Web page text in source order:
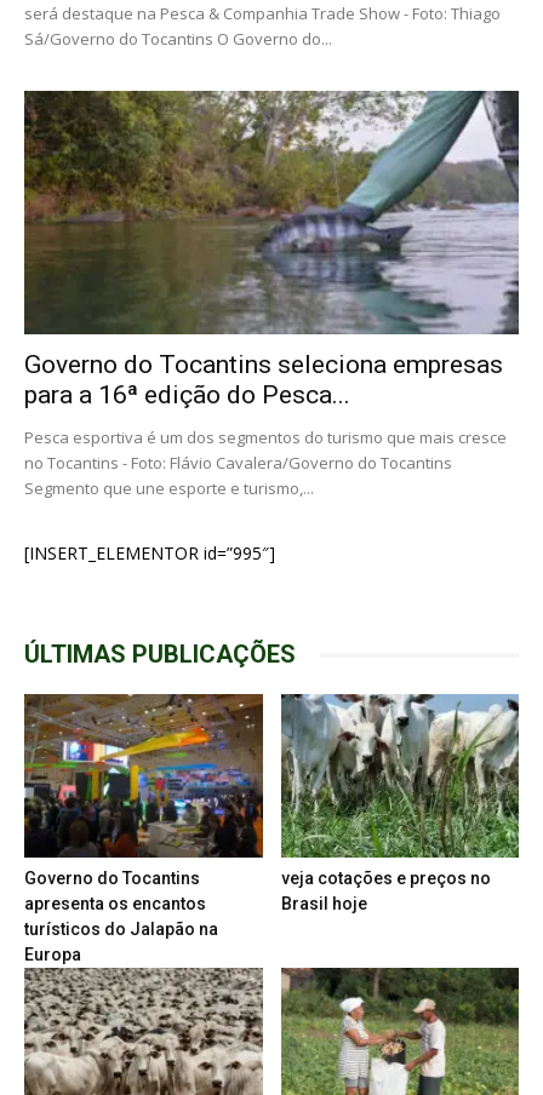
será destaque na Pesca & Companhia Trade Show - Foto: Thiago
Sá/Governo do Tocantins O Governo do...
Governo do Tocantins seleciona empresas
para a 16ª edição do Pesca...
Pesca esportiva é um dos segmentos do turismo que mais cresce
no Tocantins - Foto: Flávio Cavalera/Governo do Tocantins
Segmento que une esporte e turismo,...
[INSERT_ELEMENTOR id=”995″]
ÚLTIMAS PUBLICAÇÕES
Governo do Tocantins
apresenta os encantos
turísticos do Jalapão na
Europa
veja cotações e preços no
Brasil hoje